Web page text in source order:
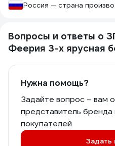
Россия — страна
Вопросы и ответы о
Феерия 3-х ярусная
Нужна помощь?
Задайте вопрос – вам
представитель бренда
покупателей
Задать